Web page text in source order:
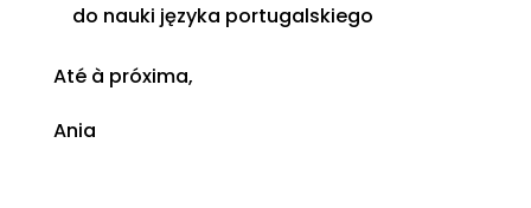
do nauki języka portugalskiego
Até à próxima,
Ania